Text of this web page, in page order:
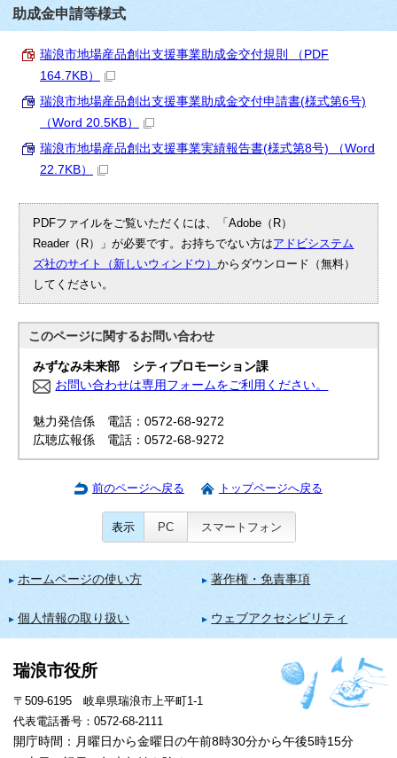
助成金申請等様式
瑞浪市地場産品創出支援事業助成金交付規則 （PDF
164.7KB）
瑞浪市地場産品創出支援事業助成金交付申請書(様式第6号)
（Word 20.5KB）
瑞浪市地場産品創出支援事業実績報告書(様式第8号) （Word
22.7KB）
PDFファイルをご覧いただくには、「Adobe（R）
Reader（R）」が必要です。お持ちでない方はアドビシステム
ズ社のサイト（新しいウィンドウ）からダウンロード（無料）
してください。
このページに関するお問い合わせ
みずなみ未来部 シティプロモーション課
お問い合わせは専用フォームをご利用ください。
魅力発信係 電話：0572-68-9272
広聴広報係 電話：0572-68-9272
前のページへ戻る トップページへ戻る
表示 PC スマートフォン
ホームページの使い方 著作権・免責事項
個人情報の取り扱い ウェブアクセシビリティ
瑞浪市役所
〒509-6195 岐阜県瑞浪市上平町1-1
代表電話番号：0572-68-2111
開庁時間：月曜日から金曜日の午前8時30分から午後5時15分